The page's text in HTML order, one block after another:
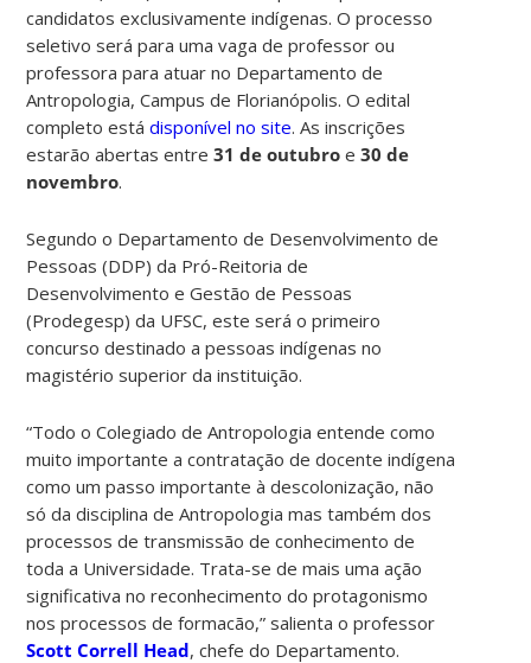
candidatos exclusivamente indígenas. O processo
seletivo será para uma vaga de professor ou
professora para atuar no Departamento de
Antropologia, Campus de Florianópolis. O edital
completo estádisponível no site. As inscrições
estarão abertas entre31 de outubro e30 de
novembro.
Segundo o Departamento de Desenvolvimento de
Pessoas (DDP) da Pró-Reitoria de
Desenvolvimento e Gestão de Pessoas
(Prodegesp) da UFSC, este será o primeiro
concurso destinado a pessoas indígenas no
magistério superior da instituição.
“Todo o Colegiado de Antropologia entende como
muito importante a contratação de docente indígena
como um passo importante à descolonização, não
só da disciplina de Antropologia mas também dos
processos de transmissão de conhecimento de
toda a Universidade. Trata-se de mais uma ação
significativa no reconhecimento do protagonismo
nos processos de formacão,” salienta o professor
Scott Correll Head, chefe do Departamento.